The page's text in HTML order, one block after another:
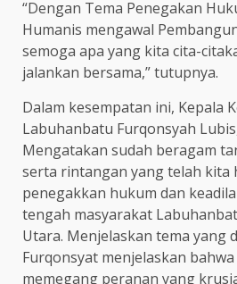
“Dengan Tema Penegakan
Humanis mengawal
semoga apa yang kita cita-
jalankan bersama,” tutupnya.
Dalam kesempatan ini, Kepala
Labuhanbatu Furqonsyah
Mengatakan sudah beragam
serta rintangan yang telah kita
penegakkan hukum dan
tengah masyarakat
Utara. Menjelaskan tema yang
Furqonsyat menjelaskan
memegang peranan yang